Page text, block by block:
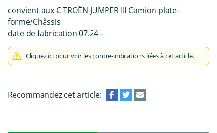
convient aux CITROËN JUMPER III Camion plate-
forme/Châssis
date de fabrication 07.24 -
Cliquez ici pour voir les contre-indications liées à cet article.
Recommandez cet article: